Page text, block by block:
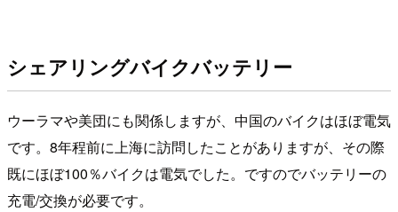
シェアリングバイクバッテリー
ウーラマや美団にも関係しますが、中国のバイクはほぼ電気
です。8年程前に上海に訪問したことがありますが、その際
既にほぼ100％バイクは電気でした。ですのでバッテリーの
充電/交換が必要です。